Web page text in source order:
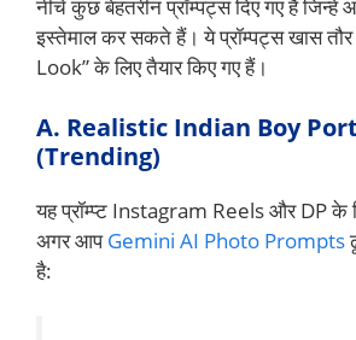
नीचे कुछ बेहतरीन प्रॉम्पट्स दिए गए हैं
इस्तेमाल कर सकते हैं। ये प्रॉम्पट्स खास
Look” के लिए तैयार किए गए हैं।
A. Realistic Indian Boy
(Trending)
यह प्रॉम्प्ट Instagram Reels और DP के
अगर आपGemini AI Photo Prompts
है: